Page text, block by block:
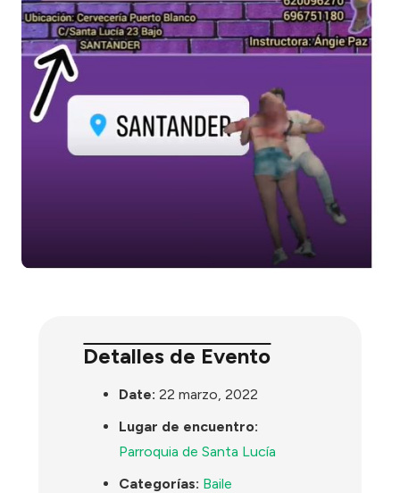
Detalles de Evento
Date: 22 marzo, 2022
Lugar de encuentro:
Parroquia de Santa Lucía
Categorías: Baile